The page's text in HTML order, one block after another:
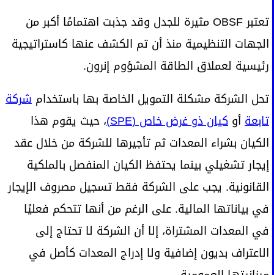
تعتبر OBSF مثيرة للجدل وقد جذبت اهتمامًا أكبر من
الجهات التنظيمية منذ أن تم الكشف عنها كاستراتيجية
رئيسية لعملاق الطاقة المشؤوم إنرون.
تحل الشركة مشكلة التمويل الخاصة بها باستخدام شركة
تابعةأو كيان ذو غرض خاص (SPE)
، حيث يقوم هذا
الكيان بشراء المعدات ثم تأجيرها للشركة من خلال عقد
إيجار تشغيلي بينما يحتفظ الكيان المنفصل بالملكية
القانونية. يجب على الشركة فقط تسجيل مصروف الإيجار
في بياناتها المالية. على الرغم من أنها تتحكم فعليًا
في المعدات المشتراة، إلا أن الشركة لا تحتاج إلى
الاعتراف بديون إضافية ولا إدراج المعدات كأصل في